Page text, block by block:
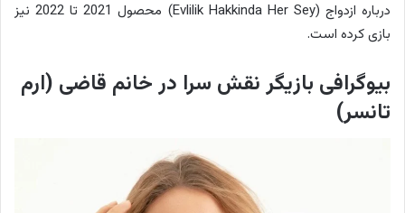
درباره ازدواج (Evlilik Hakkinda Her Sey) محصول 2021 تا 2022 نیز
بازی کرده است.
بیوگرافی بازیگر نقش سرا در خانم قاضی (ارم
تانسر)